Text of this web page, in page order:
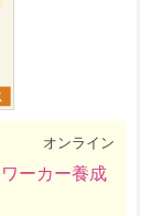
オンライン
ーカー養成